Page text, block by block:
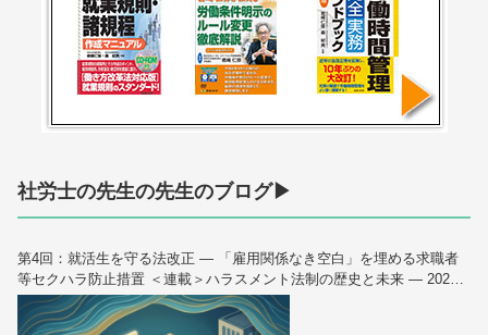
社労士の先生の先生のブログ▶
第4回：就活生を守る法改正 — 「雇用関係なき空白」を埋める求職者
等セクハラ防止措置 ＜連載＞ハラスメント法制の歴史と未来 — 2026
年10月大改正を読み解く（全6回）